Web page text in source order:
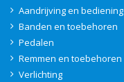
Aandrijving en bediening
Banden en toebehoren
Pedalen
Remmen en toebehoren
Verlichting